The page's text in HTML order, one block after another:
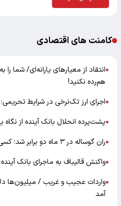
کامنت های اقتصادی
●انتقاد از معیارهای یارانه‌ای/ شما را
هم‌رده نکنید!
●اجرای ارز تک‌نرخی در شرایط
●پشت‌پرده انحلال بانک آینده از
●ران گوساله در ۳ ماه دو برابر شد؛ کسی حواسش هست؟
●واکنش قالیباف به ماجرای بانک
●واردات عجیب و غریب / میلیون‌ها
آمد